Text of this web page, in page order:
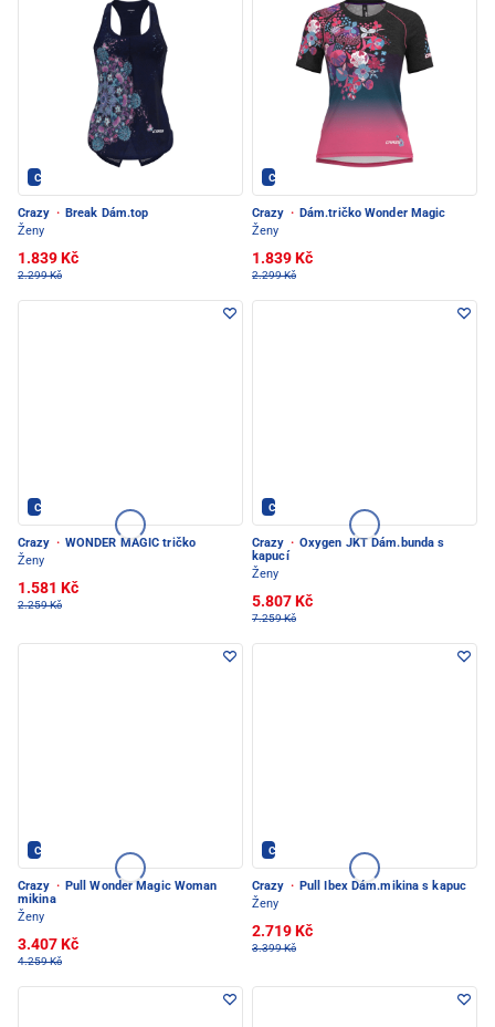
Crazy - PEC POD SNĚŽKOU
Crazy · Break Dám.top
Ženy
1.839 Kč
2.299 Kč
Crazy - PEC POD SNĚŽKOU
Crazy · Dám.tričko Wonder Magic
Ženy
1.839 Kč
2.299 Kč
Crazy - PEC POD SNĚŽKOU
Crazy · WONDER MAGIC tričko
Ženy
1.581 Kč
2.259 Kč
Crazy - PEC POD SNĚŽKOU
Crazy · Oxygen JKT Dám.bunda s
kapucí
Ženy
5.807 Kč
7.259 Kč
Crazy - PEC POD SNĚŽKOU
Crazy · Pull Wonder Magic Woman
mikina
Ženy
3.407 Kč
4.259 Kč
Crazy - PEC POD SNĚŽKOU
Crazy · Pull Ibex Dám.mikina s kapuc
Ženy
2.719 Kč
3.399 Kč